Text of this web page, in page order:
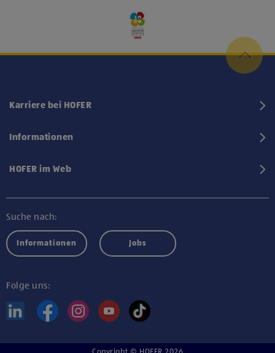
Karriere bei HOFER
Informationen
HOFER im Web
Suche nach:
Informationen Jobs
Folge uns: